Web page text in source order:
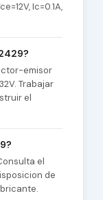
Ic=0.1A,
emisor
Trabajar
el
el
de